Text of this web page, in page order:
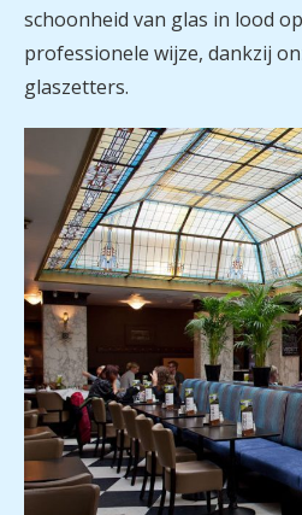
schoonheid van glas in lood
professionele wijze, dankzij
glaszetters.